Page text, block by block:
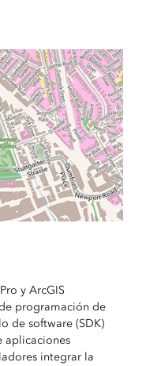
y ArcGIS
programación de
de software (SDK)
aplicaciones
integrar la